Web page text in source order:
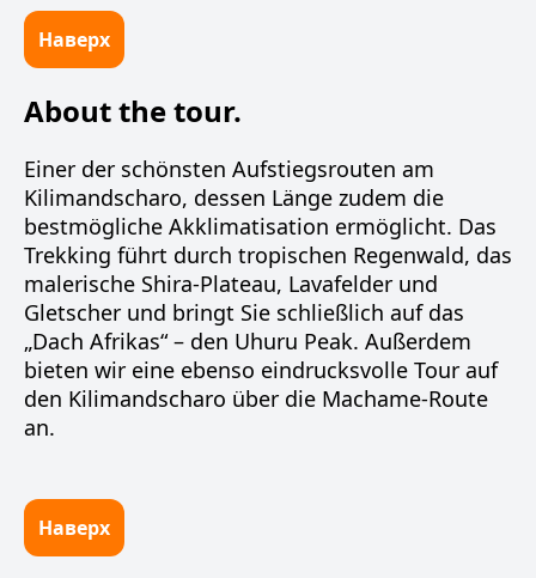
Наверх
About the tour.
Einer der schönsten Aufstiegsrouten am
Kilimandscharo, dessen Länge zudem die
bestmögliche Akklimatisation ermöglicht. Das
Trekking führt durch tropischen Regenwald, das
malerische Shira-Plateau, Lavafelder und
Gletscher und bringt Sie schließlich auf das
„Dach Afrikas“ – den Uhuru Peak. Außerdem
bieten wir eine ebenso eindrucksvolle Tour auf
den Kilimandscharo über die Machame-Route
an.
Наверх